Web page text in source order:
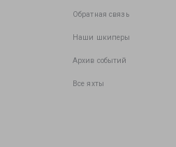
Обратная связь
Наши шкиперы
Архив событий
Все яхты